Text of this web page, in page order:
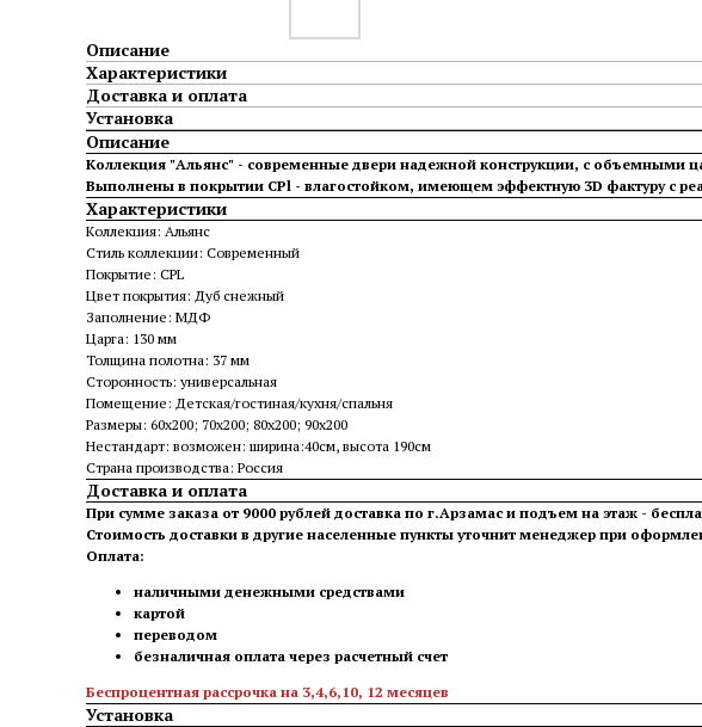
Описание
Характеристики
Доставка и оплата
Установка
Описание
Коллекция "Альянс" - современные двери надежной конструкции, с объемными
Выполнены в покрытии CPl - влагостойком, имеющем эффектную 3D фактуру с
Характеристики
Коллекция: Альянс
Стиль коллекции: Современный
Покрытие: CPL
Цвет покрытия: Дуб снежный
Заполнение: МДФ
Царга: 130 мм
Толщина полотна: 37 мм
Сторонность: универсальная
Помещение: Детская/гостиная/кухня/спальня
Размеры: 60х200; 70х200; 80х200; 90х200
Нестандарт: возможен: ширина:40см, высота 190см
Страна производства: Россия
Доставка и оплата
При сумме заказа от 9000 рублей доставка по г.Арзамас и подъем на этаж -
Стоимость доставки в другие населенные пункты уточнит менеджер при
Оплата:
наличными денежными средствами
картой
переводом
безналичная оплата через расчетный счет
Беспроцентная рассрочка на 3,4,6,10, 12 месяцев
Установка